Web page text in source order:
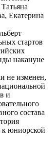
Екатерина
стартов
накануне
не изменен,
и
состава
к юниорской